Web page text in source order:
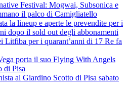
Festival: Mogwai, Subsonica e
il palco di Camigliatello
la lineup e aperte le prevendite per i
dopo il sold out degli abbonamenti
per i quarant’anni di 17 Re fa
porta il suo Flying With Angels
di Pisa
al Giardino Scotto di Pisa sabato